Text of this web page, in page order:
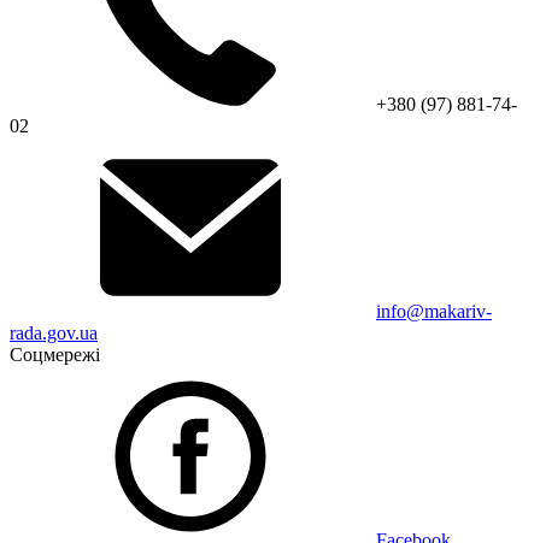
+380 (97) 881-74-
02
info@makariv-
rada.gov.ua
Соцмережі